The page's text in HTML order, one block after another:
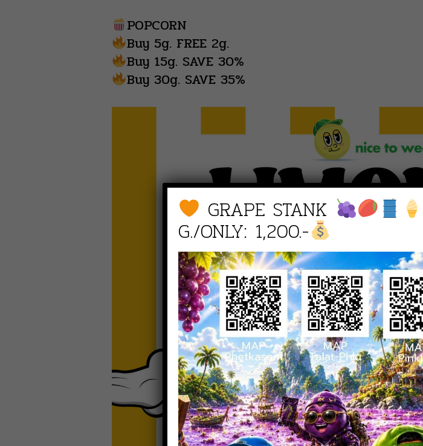
POPCORN
Buy 5g. FREE 2g.
Buy 15g. SAVE 30%
Buy 30g. SAVE 35%
GRAPE STANK
G./ONLY: 1,200.-